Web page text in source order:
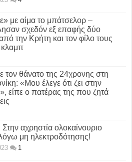
με αίμα το μπάτσελορ –
σχεδόν εξ επαφής δύο
την Κρήτη και τον φίλο τους
τον θάνατο της 24χρονης στη
«Μου έλεγε ότι ζει στην
είπε ο πατέρας της που ζητά
Στην αχρηστία ολοκαίνουριο
μη ηλεκτροδότησης!
1